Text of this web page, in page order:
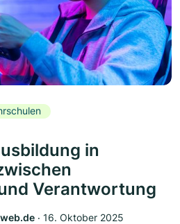
in
Verantwortung
‧ 16. Oktober 2025